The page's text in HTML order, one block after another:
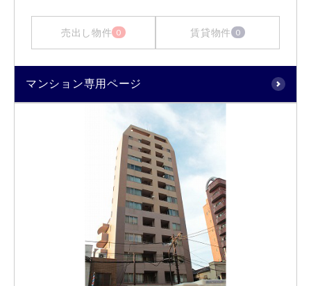
売出し物件 0 賃貸物件 0
マンション専用ページ